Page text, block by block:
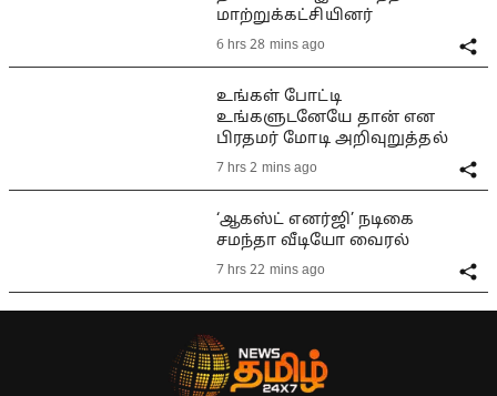
மாற்றுக்கட்சியினர்
6 hrs 28 mins ago
உங்கள் போட்டி
உங்களுடனேயே தான் என
பிரதமர் மோடி அறிவுறுத்தல்
7 hrs 2 mins ago
‘ஆகஸ்ட் எனர்ஜி’ நடிகை
சமந்தா வீடியோ வைரல்
7 hrs 22 mins ago